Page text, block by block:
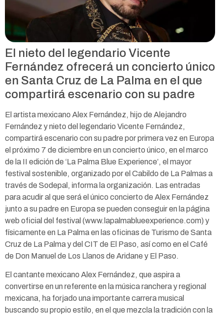
El nieto del legendario Vicente
Fernández ofrecerá un concierto único
en Santa Cruz de La Palma en el que
compartirá escenario con su padre
El artista mexicano Alex Fernández, hijo de Alejandro
Fernández y nieto del legendario Vicente Fernández,
compartirá escenario con su padre por primera vez en Europa
el próximo 7 de diciembre en un concierto único, en el marco
de la II edición de ‘La Palma Blue Experience’, el mayor
festival sostenible, organizado por el Cabildo de La Palmas a
través de Sodepal, informa la organización. Las entradas
para acudir al que será el único concierto de Alex Fernández
junto a su padre en Europa se pueden conseguir en la página
web oficial del festival (www.lapalmablueexperience.com) y
físicamente en La Palma en las oficinas de Turismo de Santa
Cruz de La Palma y del CIT de El Paso, así como en el Café
de Don Manuel de Los Llanos de Aridane y El Paso.
El cantante mexicano Alex Fernández, que aspira a
convertirse en un referente en la música ranchera y regional
mexicana, ha forjado una importante carrera musical
buscando su propio estilo, en el que mezcla la tradición con la